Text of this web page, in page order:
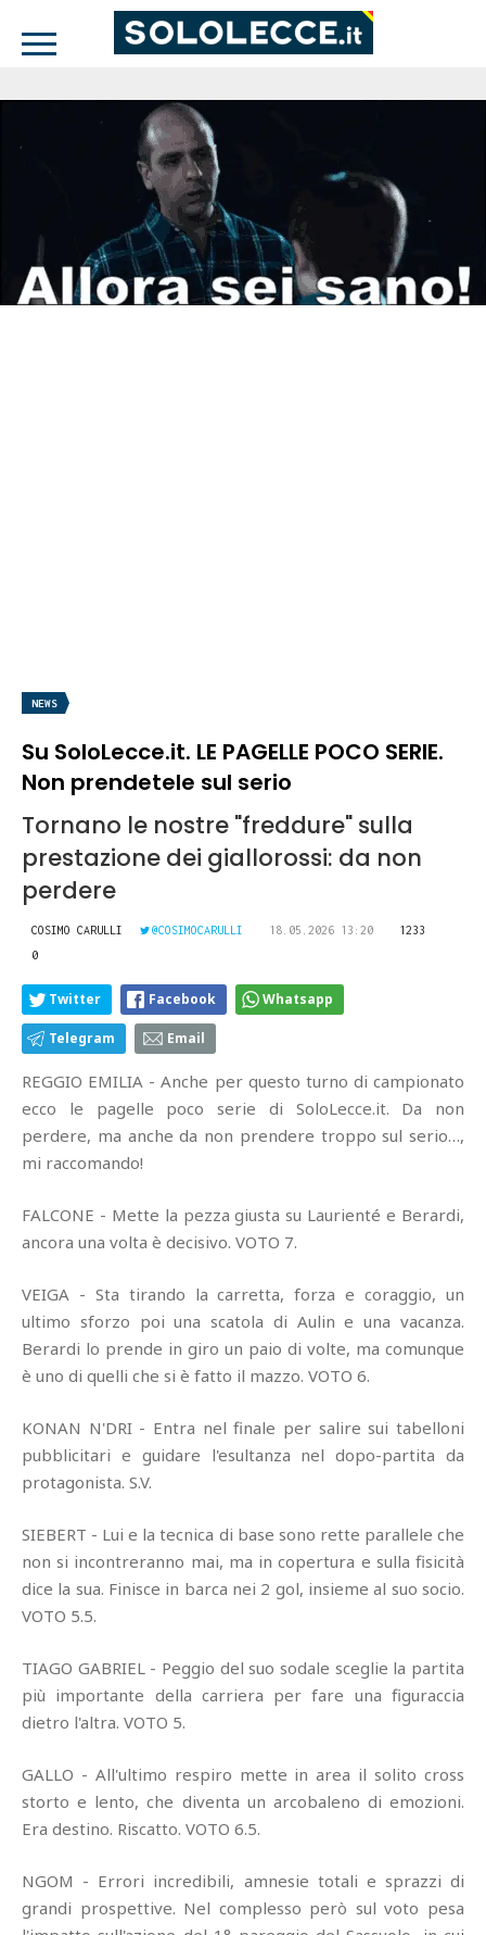
NEWS
Su SoloLecce.it. LE PAGELLE POCO SERIE.
Non prendetele sul serio
Tornano le nostre "freddure" sulla
prestazione dei giallorossi: da non
perdere
COSIMO CARULLI @COSIMOCARULLI 18.05.2026 13:20
1233
0
Twitter Facebook Whatsapp
Telegram Email
REGGIO EMILIA - Anche per questo turno di campionato
ecco le pagelle poco serie di SoloLecce.it. Da non
perdere, ma anche da non prendere troppo sul serio…,
mi raccomando!
FALCONE - Mette la pezza giusta su Laurienté e Berardi,
ancora una volta è decisivo. VOTO 7.
VEIGA - Sta tirando la carretta, forza e coraggio, un
ultimo sforzo poi una scatola di Aulin e una vacanza.
Berardi lo prende in giro un paio di volte, ma comunque
è uno di quelli che si è fatto il mazzo. VOTO 6.
KONAN N'DRI - Entra nel finale per salire sui tabelloni
pubblicitari e guidare l'esultanza nel dopo-partita da
protagonista. S.V.
SIEBERT - Lui e la tecnica di base sono rette parallele che
non si incontreranno mai, ma in copertura e sulla fisicità
dice la sua. Finisce in barca nei 2 gol, insieme al suo socio.
VOTO 5.5.
TIAGO GABRIEL - Peggio del suo sodale sceglie la partita
più importante della carriera per fare una figuraccia
dietro l'altra. VOTO 5.
GALLO - All'ultimo respiro mette in area il solito cross
storto e lento, che diventa un arcobaleno di emozioni.
Era destino. Riscatto. VOTO 6.5.
NGOM - Errori incredibili, amnesie totali e sprazzi di
grandi prospettive. Nel complesso però sul voto pesa